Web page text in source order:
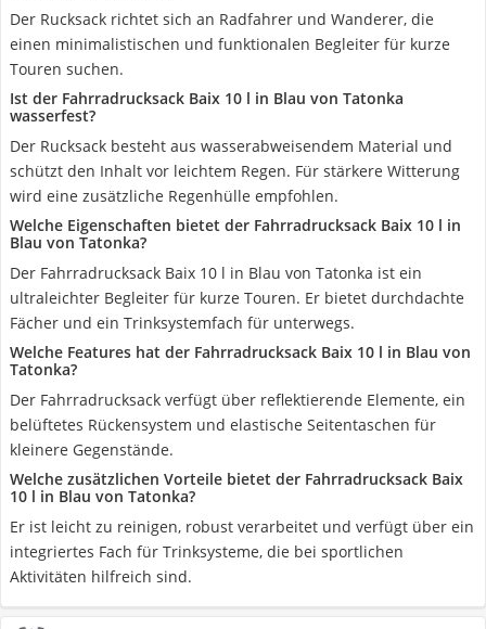
Der Rucksack richtet sich an Radfahrer und Wanderer, die
einen minimalistischen und funktionalen Begleiter für kurze
Touren suchen.
Ist der Fahrradrucksack Baix 10 l in Blau von Tatonka
wasserfest?
Der Rucksack besteht aus wasserabweisendem Material und
schützt den Inhalt vor leichtem Regen. Für stärkere Witterung
wird eine zusätzliche Regenhülle empfohlen.
Welche Eigenschaften bietet der Fahrradrucksack Baix 10 l in
Blau von Tatonka?
Der Fahrradrucksack Baix 10 l in Blau von Tatonka ist ein
ultraleichter Begleiter für kurze Touren. Er bietet durchdachte
Fächer und ein Trinksystemfach für unterwegs.
Welche Features hat der Fahrradrucksack Baix 10 l in Blau von
Tatonka?
Der Fahrradrucksack verfügt über reflektierende Elemente, ein
belüftetes Rückensystem und elastische Seitentaschen für
kleinere Gegenstände.
Welche zusätzlichen Vorteile bietet der Fahrradrucksack Baix
10 l in Blau von Tatonka?
Er ist leicht zu reinigen, robust verarbeitet und verfügt über ein
integriertes Fach für Trinksysteme, die bei sportlichen
Aktivitäten hilfreich sind.